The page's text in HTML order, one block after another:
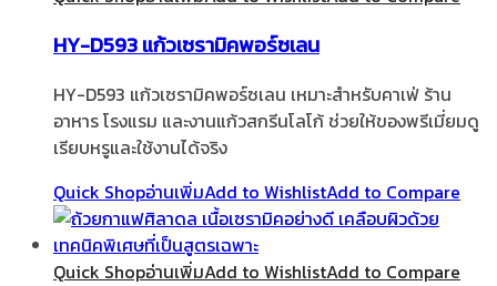
HY-D593 แก้วเซรามิคพอร์ซเลน
HY-D593 แก้วเซรามิคพอร์ซเลน เหมาะสำหรับคาเฟ่ ร้าน
อาหาร โรงแรม และงานแก้วสกรีนโลโก้ ช่วยให้ของพรีเมี่ยมดู
เรียบหรูและใช้งานได้จริง
Quick Shopอ่านเพิ่มAdd to WishlistAdd to Compare
Quick Shopอ่านเพิ่มAdd to WishlistAdd to Compare